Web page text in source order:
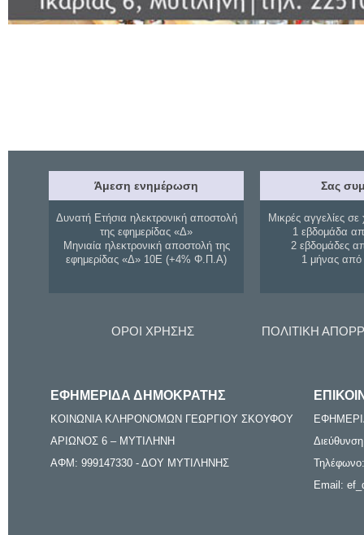
Άμεση ενημέρωση
Δυνατή Ετήσια ηλεκτρονική αποστολή
της εφημερίδας «Δ»
Μηνιαία ηλεκτρονική αποστολή της
εφημερίδας «Δ» 10Ε (+4% Φ.Π.Α)
Σας
Μικρές αγγελίες σε
1 εβδομάδα
2 εβδομάδες
1 μήνας
ΟΡΟΙ ΧΡΗΣΗΣ ΠΟΛΙΤΙΚΗ
ΕΦΗΜΕΡΙΔΑ ΔΗΜΟΚΡΑΤΗΣ
ΚΟΙΝΩΝΙΑ ΚΛΗΡΟΝΟΜΩΝ ΓΕΩΡΓΙΟΥ ΣΚΟΥΦΟΥ
ΑΡΙΩΝΟΣ 6 – ΜΥΤΙΛΗΝΗ
ΑΦΜ: 999147330 - ΔΟΥ ΜΥΤΙΛΗΝΗΣ
Email: